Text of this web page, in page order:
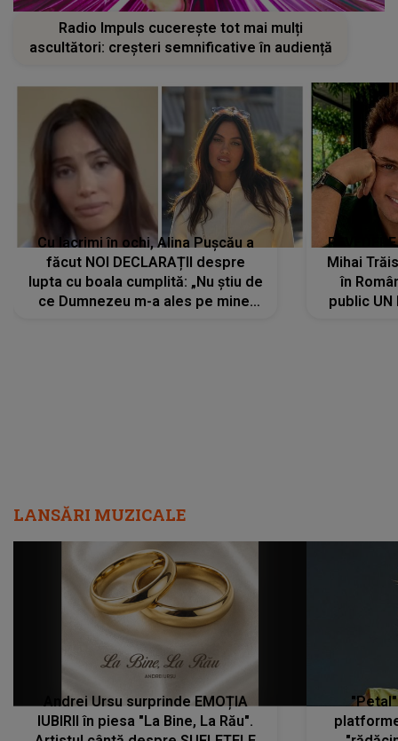
Radio Impuls cucerește tot mai mulți
ascultători: creșteri semnificative în audiență
Cu lacrimi în ochi, Alina Pușcău a
făcut NOI DECLARAȚII despre
lupta cu boala cumplită: „Nu știu de
ce Dumnezeu m-a ales pe mine.
Mihai
în
public UN
LANSĂRI MUZICALE
Andrei Ursu surprinde EMOȚIA
IUBIRII în piesa "La Bine, La Rău".